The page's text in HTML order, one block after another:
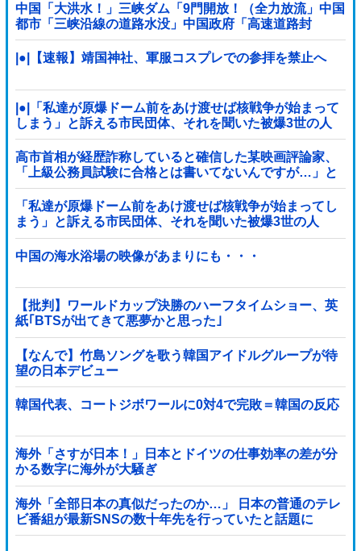
中国「大洪水！」三峡ダム「9門開放！（全力放流」中国
都市「三峡沿線の道路水没」中国政府「高速道路封
鎖！」中国ダム「緊急放流に合わせて開門（土砂崩れ発
生」→
|●|【速報】靖国神社、軍服コスプレでの参拝を禁止へ
|●|「私達が原爆ドーム前をあけ渡せば核戦争が始まって
しまう」と訴える市民団体、それを聞いた被爆3世の人
が……
高市首相が経歴詐称していると確信した某映画評論家、
「上級公務員試験に合格とは書いてないんですが…」と
ツッコミを受けまくり……
「私達が原爆ドーム前をあけ渡せば核戦争が始まってし
まう」と訴える市民団体、それを聞いた被爆3世の人
が……
中国の海水浴場の映像があまりにも・・・
【批判】ワールドカップ決勝のハーフタイムショー、英
紙｢BTSが出てきて悪夢かと思った｣
【なんで】竹島ソングを歌う韓国アイドルグループが待
望の日本デビュー
韓国代表、コートジボワールに0対4で完敗＝韓国の反応
海外「さすが日本！」日本とドイツの仕事効率の差が分
かる数字に海外が大騒ぎ
海外「全部日本の真似だったのか…」 日本の普通のテレ
ビ番組が最新SNSの数十年先を行っていたと話題に